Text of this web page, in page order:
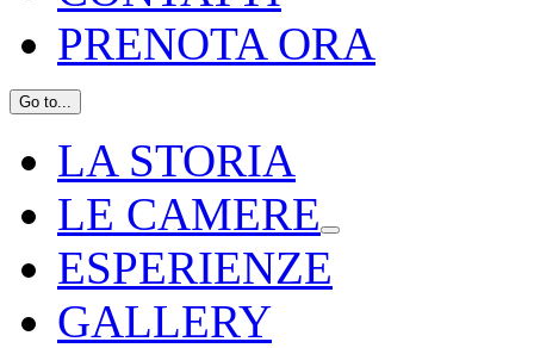
PRENOTA ORA
Go to...
LA STORIA
LE CAMERE
ESPERIENZE
GALLERY